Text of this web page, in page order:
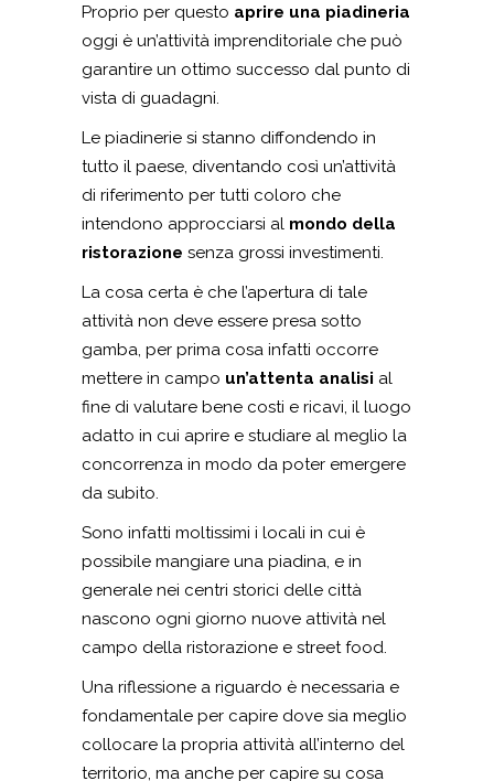
Proprio per questo aprire una piadineria
oggi è un’attività imprenditoriale che può
garantire un ottimo successo dal punto di
vista di guadagni.
Le piadinerie si stanno diffondendo in
tutto il paese, diventando così un’attività
di riferimento per tutti coloro che
intendono approcciarsi al mondo della
ristorazione senza grossi investimenti.
La cosa certa è che l’apertura di tale
attività non deve essere presa sotto
gamba, per prima cosa infatti occorre
mettere in campo un’attenta analisi al
fine di valutare bene costi e ricavi, il luogo
adatto in cui aprire e studiare al meglio la
concorrenza in modo da poter emergere
da subito.
Sono infatti moltissimi i locali in cui è
possibile mangiare una piadina, e in
generale nei centri storici delle città
nascono ogni giorno nuove attività nel
campo della ristorazione e street food.
Una riflessione a riguardo è necessaria e
fondamentale per capire dove sia meglio
collocare la propria attività all’interno del
territorio, ma anche per capire su cosa